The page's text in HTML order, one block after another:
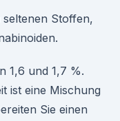
Stoffen,
1,6 und 1,7 %.
ist eine Mischung
Sie einen